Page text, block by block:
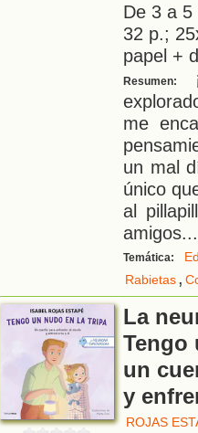
De 3 a
32 p.;
papel +
Resumen:
me
un mal
único
al
amigos...
Temática:
Rabietas,
La
Tengo
un
y
ROJAS